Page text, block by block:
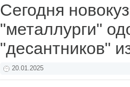
Сегодня
"металлурги"
"десантников"
20.01.2025